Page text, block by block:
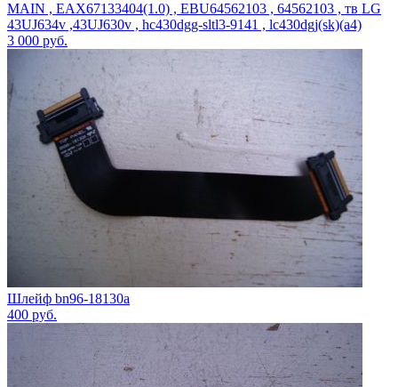
MAIN , EAX67133404(1.0) , EBU64562103 , 64562103 , тв LG
43UJ634v ,43UJ630v , hc430dgg-sltl3-9141 , lc430dgj(sk)(a4)
3 000 руб.
Шлейф bn96-18130a
400 руб.